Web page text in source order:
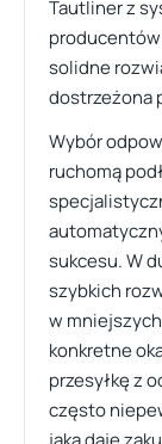
Tautliner z
solidne
dostrzeżona
Wybór
ruchomą
sukcesu. W
szybkich
w
konkretne
przesyłkę z
często